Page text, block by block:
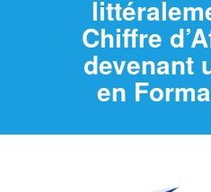
Chiffre
devenant
en